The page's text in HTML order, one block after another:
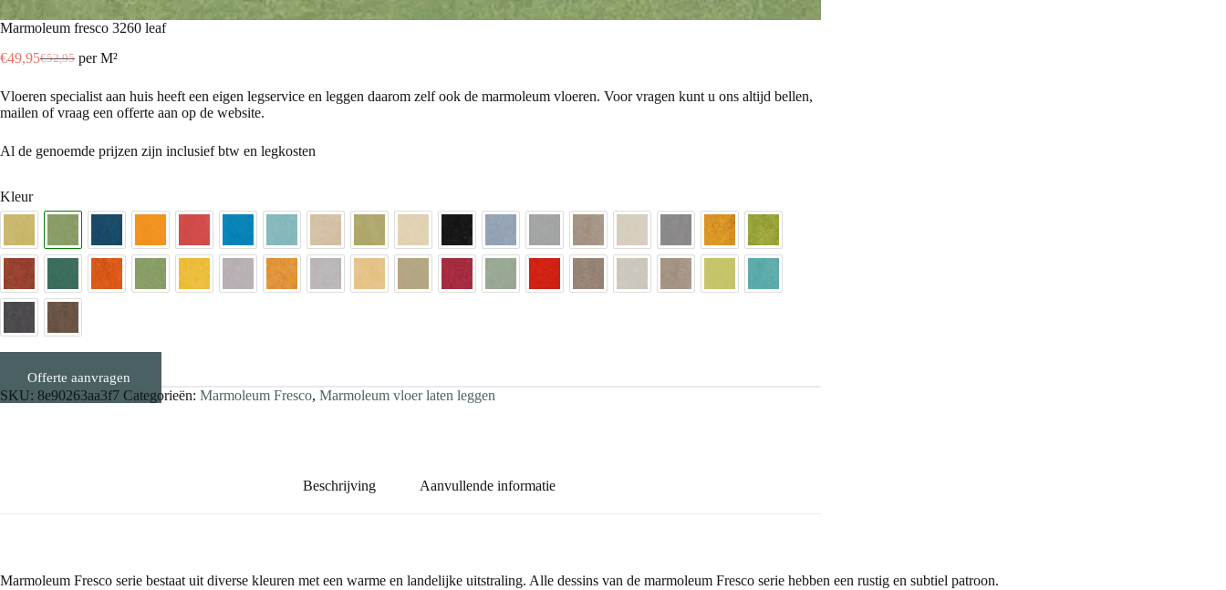
marmoleum fresco 3260 leaf
€52,95
Oorspronkelijke
was:
€52,95.
€49,95Huidige
is:
€49,95.
per M²
Vloeren specialist aan huis heeft een eigen legservice en leggen daarom zelf ook de marmoleum vloeren. Voor vragen kunt u ons altijd bellen,
mailen of vraag een offerte aan op de website.
Al de genoemde prijzen zijn inclusief btw en legkosten
Kleur
Offerte aanvragen
SKU: 8e90263aa3f7 Categorieën: Marmoleum Fresco, Marmoleum vloer laten leggen
Beschrijving Aanvullende informatie
Marmoleum Fresco serie bestaat uit diverse kleuren met een warme en landelijke uitstraling. Alle dessins van de marmoleum Fresco serie hebben een rustig en subtiel patroon.